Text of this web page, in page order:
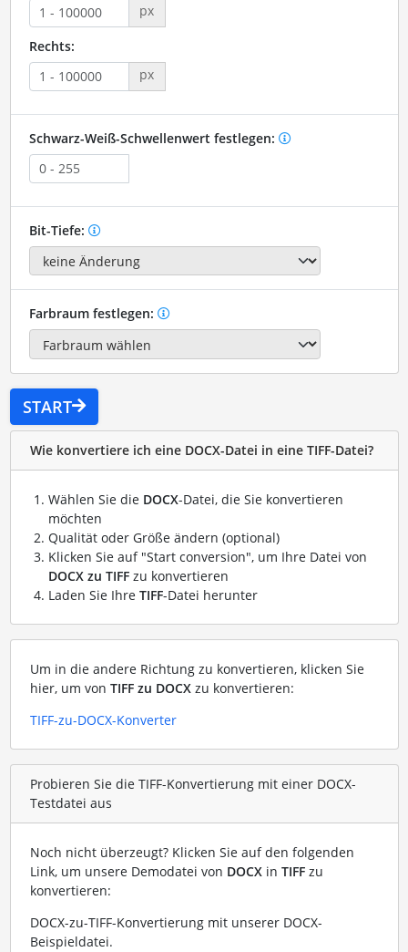
px
Rechts:
px
Schwarz-Weiß-Schwellenwert festlegen:
Bit-Tiefe:
Farbraum festlegen:
START
Wie konvertiere ich eine DOCX-Datei in eine TIFF-Datei?
Wählen Sie die DOCX-Datei, die Sie konvertieren
möchten
Qualität oder Größe ändern (optional)
Klicken Sie auf "Start conversion", um Ihre Datei von
DOCX zu TIFFzu konvertieren
Laden Sie Ihre TIFF-Datei herunter
Um in die andere Richtung zu konvertieren, klicken Sie
hier, um von TIFF zu DOCXzu konvertieren:
TIFF-zu-DOCX-Konverter
Probieren Sie die TIFF-Konvertierung mit einer DOCX-
Testdatei aus
Noch nicht überzeugt? Klicken Sie auf den folgenden
Link, um unsere Demodatei von DOCXin TIFFzu
konvertieren:
DOCX-zu-TIFF-Konvertierung mit unserer DOCX-
Beispieldatei.